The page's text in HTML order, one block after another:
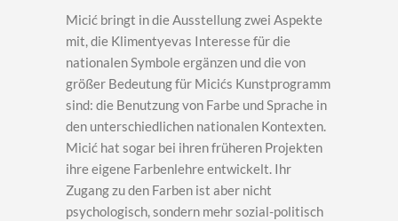
Micić bringt in die Ausstellung zwei Aspekte
mit, die Klimentyevas Interesse für die
nationalen Symbole ergänzen und die von
größer Bedeutung für Micićs Kunstprogramm
sind: die Benutzung von Farbe und Sprache in
den unterschiedlichen nationalen Kontexten.
Micić hat sogar bei ihren früheren Projekten
ihre eigene Farbenlehre entwickelt. Ihr
Zugang zu den Farben ist aber nicht
psychologisch, sondern mehr sozial-politisch